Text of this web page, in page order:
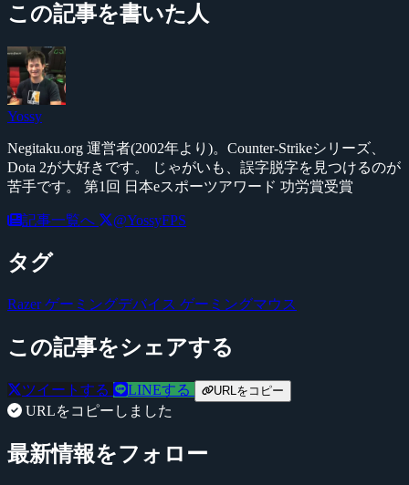
この記事を書いた人
Yossy
Negitaku.org 運営者(2002年より)。Counter-Strikeシリーズ、
Dota 2が大好きです。 じゃがいも、誤字脱字を見つけるのが
苦手です。 第1回 日本eスポーツアワード 功労賞受賞
記事一覧へ @YossyFPS
タグ
Razerゲーミングデバイス ゲーミングマウス
この記事をシェアする
ツイートする LINEする URLをコピー
URLをコピーしました
最新情報をフォロー